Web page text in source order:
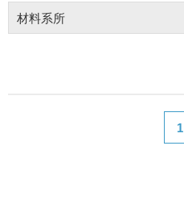
材料系所
1